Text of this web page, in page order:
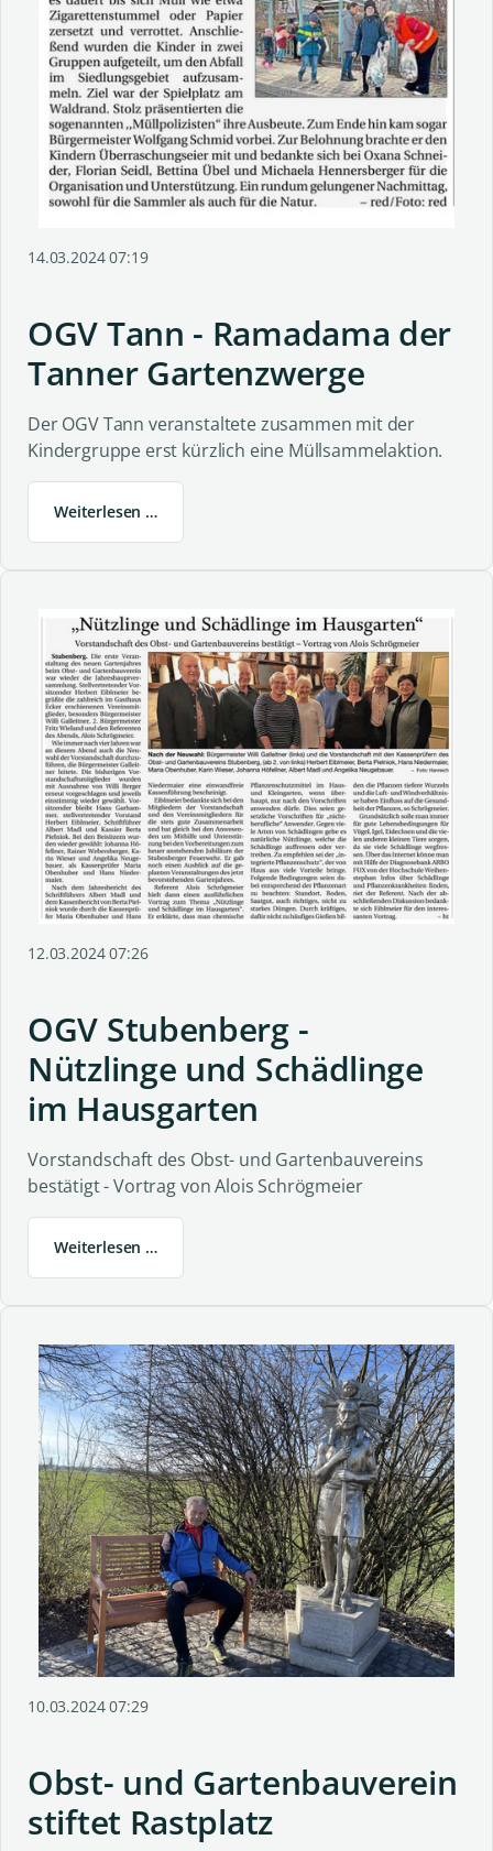
14.03.2024 07:19
OGV Tann - Ramadama der
Tanner Gartenzwerge
Der OGV Tann veranstaltete zusammen mit der
Kindergruppe erst kürzlich eine Müllsammelaktion.
Weiterlesen …
12.03.2024 07:26
OGV Stubenberg -
Nützlinge und Schädlinge
im Hausgarten
Vorstandschaft des Obst- und Gartenbauvereins
bestätigt - Vortrag von Alois Schrögmeier
Weiterlesen …
10.03.2024 07:29
Obst- und Gartenbauverein
stiftet Rastplatz